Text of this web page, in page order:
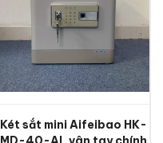
Két sắt mini Aifeibao HK-